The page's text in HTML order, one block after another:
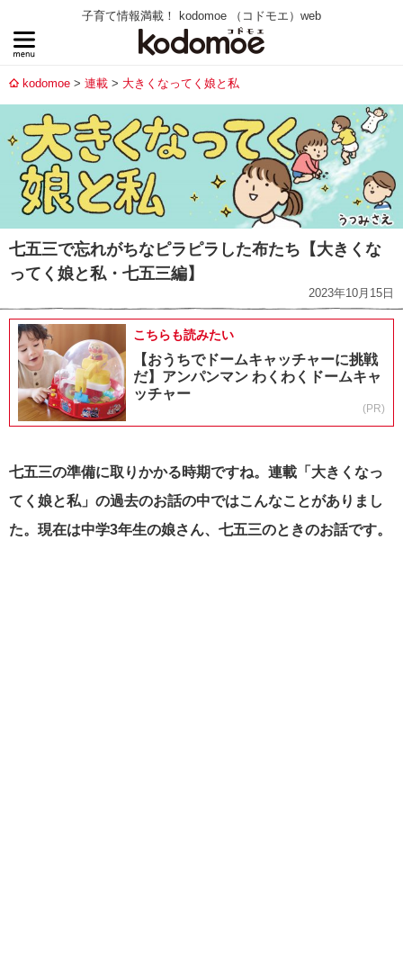
子育て情報満載！ kodomoe （コドモエ）web
kodomoe 連載 大きくなってく娘と私
七五三で忘れがちなピラピラした布たち【大きくな
ってく娘と私・七五三編】
2023年10月15日
こちらも読みたい
【おうちでドームキャッチャーに挑戦
だ】アンパンマン わくわくドームキャ
ッチャー
(PR)
七五三の準備に取りかかる時期ですね。連載「大きくなっ
てく娘と私」の過去のお話の中ではこんなことがありまし
た。現在は中学3年生の娘さん、七五三のときのお話です。